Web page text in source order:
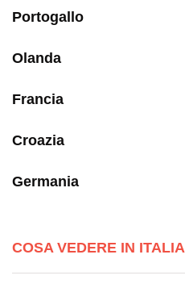
Portogallo
Olanda
Francia
Croazia
Germania
COSA VEDERE IN ITALIA